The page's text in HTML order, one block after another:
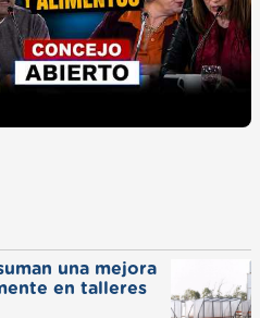
una mejora
en talleres